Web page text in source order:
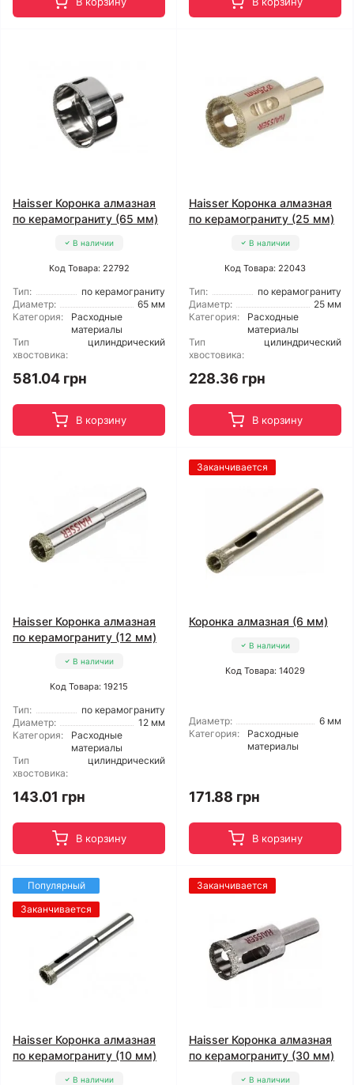
Haisser Коронка алмазная
по керамограниту (65 мм)
В наличии
Код Товара: 22792
Тип:
по керамограниту
Диаметр:
65 мм
Категория:
Расходные
материалы
Тип
хвостовика:
цилиндрический
581.04 грн
В корзину
Haisser Коронка алмазная
по керамограниту (25 мм)
В наличии
Код Товара: 22043
Тип:
по керамограниту
Диаметр:
25 мм
Категория:
Расходные
материалы
Тип
хвостовика:
цилиндрический
228.36 грн
В корзину
Haisser Коронка алмазная
по керамограниту (12 мм)
В наличии
Код Товара: 19215
Тип:
по керамограниту
Диаметр:
12 мм
Категория:
Расходные
материалы
Тип
хвостовика:
цилиндрический
143.01 грн
В корзину
Заканчивается
Коронка алмазная (6 мм)
В наличии
Код Товара: 14029
Диаметр:
6 мм
Категория:
Расходные
материалы
171.88 грн
В корзину
Популярный
Заканчивается
Haisser Коронка алмазная
по керамограниту (10 мм)
В наличии
Заканчивается
Haisser Коронка алмазная
по керамограниту (30 мм)
В наличии